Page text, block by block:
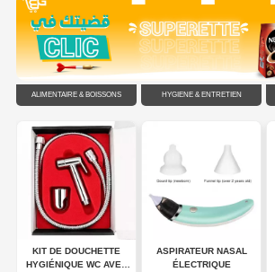
ALIMENTAIRE & BOISSONS HYGIÈNE & ENTRETIEN
KIT DE DOUCHETTE
HYGIÉNIQUE WC AVEC
ASPIRATEUR NASAL
ÉLECTRIQUE